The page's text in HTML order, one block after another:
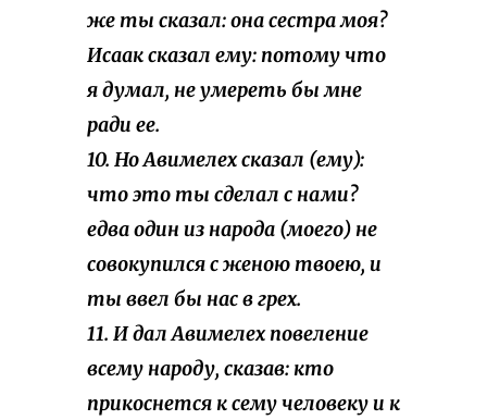
же ты сказал: она сестра моя?
Исаак сказал ему: потому что
я думал, не умереть бы мне
ради ее.
10. Но Авимелех сказал (ему):
что это ты сделал с нами?
едва один из народа (моего) не
совокупился с женою твоею, и
ты ввел бы нас в грех.
11. И дал Авимелех повеление
всему народу, сказав: кто
прикоснется к сему человеку и к